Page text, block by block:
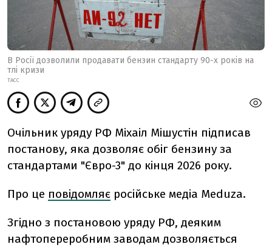
В Росії дозволили продавати бензин стандарту 90-х років на
тлі кризи
ТАСС
Очільник уряду РФ Міхаіл Мішустін підписав
постанову, яка дозволяє обіг бензину за
стандартами "Євро-3" до кінця 2026 року.
Про це повідомляє російське медіа Meduza.
Згідно з постановою уряду РФ, деяким
нафтопереробним заводам дозволяється